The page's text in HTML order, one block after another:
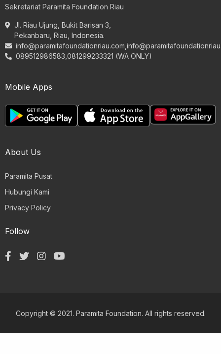
Sekretariat Paramita Foundation Riau
Jl. Riau Ujung, Bukit Barisan 3,
Pekanbaru, Riau, Indonesia.
info@paramitafoundationriau.com
089512986583,081299233321 (WA ONLY)
Mobile Apps
About Us
Paramita Pusat
Hubungi Kami
Privacy Policy
Follow
Copyright © 2021. Paramita Foundation. All rights reserved.